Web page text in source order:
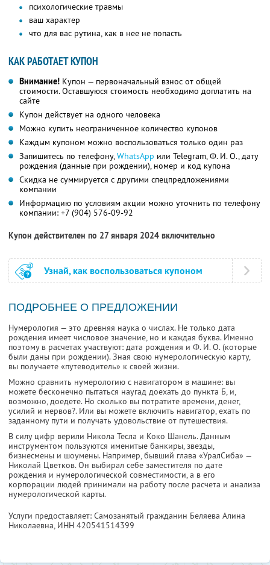
психологические травмы
ваш характер
что для вас рутина, как в нее не попасть
КАК РАБОТАЕТ КУПОН
Внимание! Купон — первоначальный взнос от общей
стоимости. Оставшуюся стоимость необходимо доплатить на
сайте
Купон действует на одного человека
Можно купить неограниченное количество купонов
Каждым купоном можно воспользоваться только один раз
Запишитесь по телефону,WhatsApp или Telegram,Ф. И. О.,дату
рождения (данные при рождении), номер и код купона
Скидка не суммируется с другими спецпредложениями
компании
Информацию по условиям акции можно уточнить по телефону
компании: +7 (904) 576-09-92
Купон действителен по 27 января 2024 включительно
Узнай, как воспользоваться купоном
ПОДРОБНЕЕ О ПРЕДЛОЖЕНИИ
Нумерология — это древняя наука о числах. Не только дата
рождения имеет числовое значение, но и каждая буква. Именно
поэтому в расчетах участвуют: дата рождения и Ф. И. О. (которые
были даны при рождении). Зная свою нумерологическую карту,
вы получаете «путеводитель» к своей жизни.
Можно сравнить нумерологию с навигатором в машине: вы
можете бесконечно пытаться наугад доехать до пункта Б, и,
возможно, доедете. Но сколько вы потратите времени, денег,
усилий и нервов?. Или вы можете включить навигатор, ехать по
заданному пути и получать удовольствие от путешествия.
В силу цифр верили Никола Тесла и Коко Шанель. Данным
инструментом пользуются именитые банкиры, звезды,
бизнесмены и шоумены. Например, бывший глава «УралСиба» —
Николай Цветков. Он выбирал себе заместителя по дате
рождения и нумерологической совместимости, а в его
корпорации людей принимали на работу после расчета и анализа
нумерологической карты.
Услуги предоставляет: Самозанятый гражданин Беляева Алина
Николаевна, ИНН 420541514399